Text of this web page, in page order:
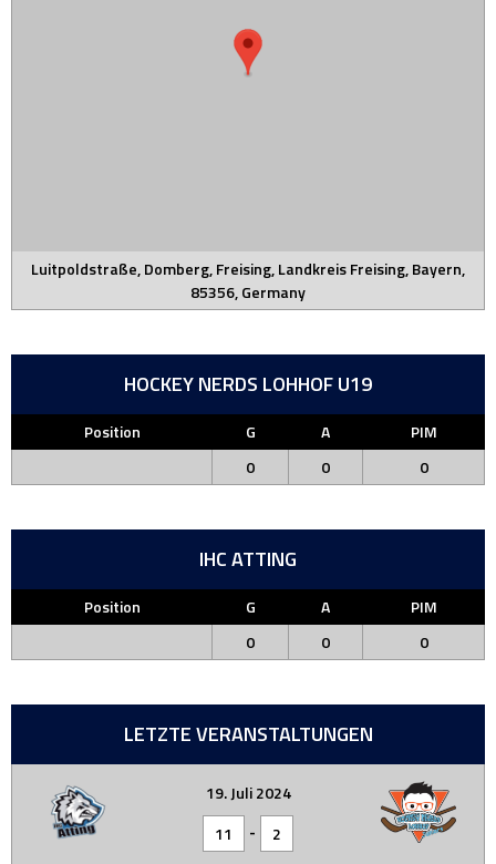
Luitpoldstraße, Domberg, Freising, Landkreis Freising, Bayern,
85356, Germany
HOCKEY NERDS LOHHOF U19
Position G A
PIM
0
0 0
IHC ATTING
Position G A
PIM
0
0 0
LETZTE VERANSTALTUNGEN
19. Juli 2024
11
-
2